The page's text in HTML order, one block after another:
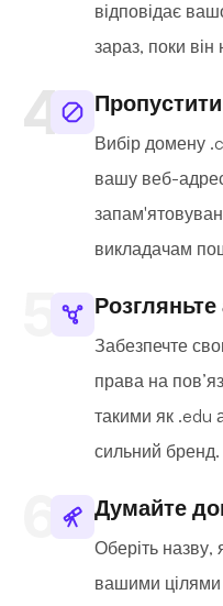
відповідає
зараз, поки він
Вибір домену
вашу веб-
викладачам
Забезпечте
права на
такими як .edu
сильний бренд.
Думайте
Оберіть назву,
вашими цілями